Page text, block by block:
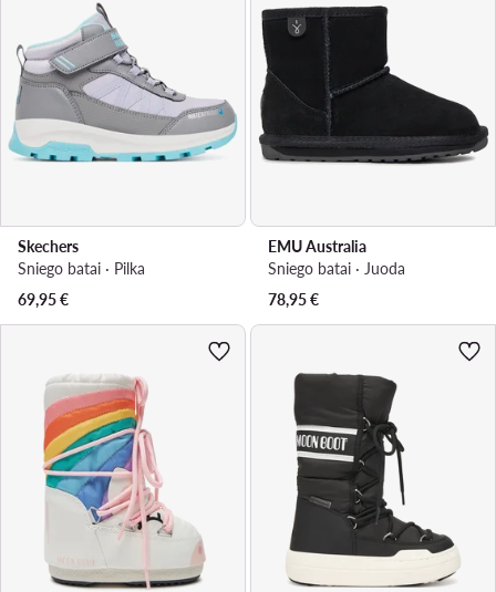
Skechers
Sniego batai · Pilka
69,95€
EMU Australia
Sniego batai · Juoda
78,95€